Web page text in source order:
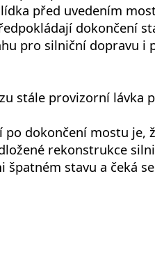
před uvedením
dokončení
pro silniční dopravu i
stále provizorní lávka
dokončení mostu je,
rekonstrukce
špatném stavu a čeká